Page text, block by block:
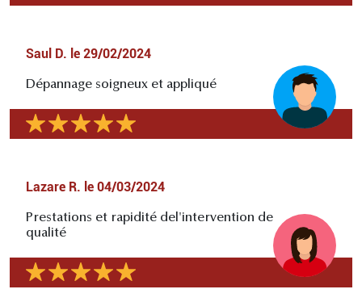
Saul D. le 29/02/2024
Dépannage soigneux et appliqué
Lazare R. le 04/03/2024
Prestations et rapidité del'intervention de
qualité